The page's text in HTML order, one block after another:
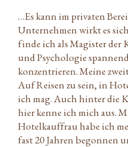
…Es kann im privaten
Unternehmen wirkt es
finde ich als Magister der
und Psychologie
konzentrieren. Meine
Auf Reisen zu sein, in
ich mag. Auch hinter die
hier kenne ich mich aus.
Hotelkauffrau habe ich
fast 20 Jahren begonnen